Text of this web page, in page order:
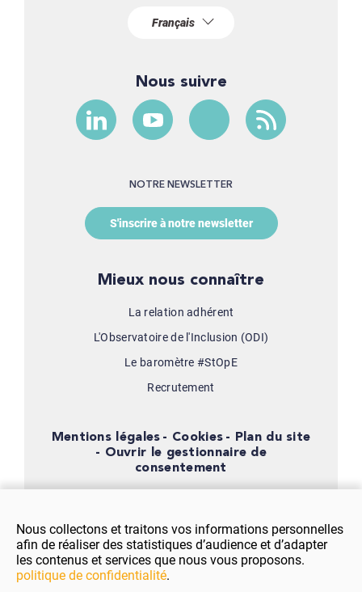
Nous suivre
NOTRE NEWSLETTER
S'inscrire à notre newsletter
Mieux nous connaître
La relation adhérent
L'Observatoire de l'Inclusion (ODI)
Le baromètre #StOpE
Recrutement
Mentions légales Cookies
Plan du site
Ouvrir le gestionnaire de
consentement
Nous collectons et traitons vos informations personnelles
afin de réaliser des statistiques d’audience et d’adapter
les contenus et services que nous vous proposons.
politique de confidentialité.